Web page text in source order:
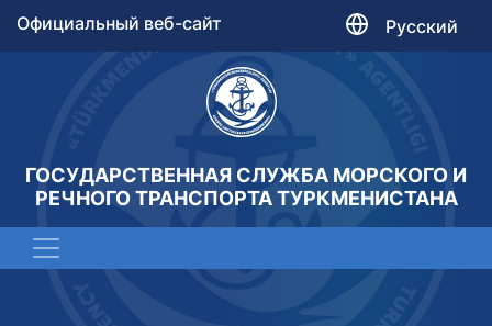
Официальный веб-сайт Русский
ГОСУДАРСТВЕННАЯ СЛУЖБА МОРСКОГО И
РЕЧНОГО ТРАНСПОРТА ТУРКМЕНИСТАНА